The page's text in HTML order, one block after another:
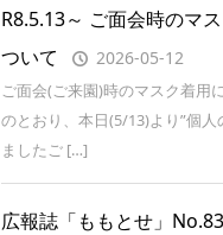
R8.5.13～ ご面会時のマ
ついて
2026-05-12
ご面会(ご来園)時のマスク着用
のとおり、本日(5/13)より”個人
ましたご […]
広報誌「ももとせ」